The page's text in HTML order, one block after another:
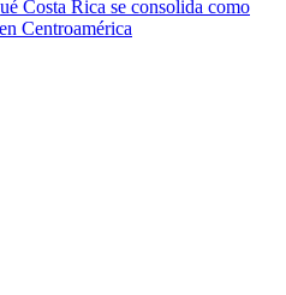
Costa Rica se consolida como
Centroamérica